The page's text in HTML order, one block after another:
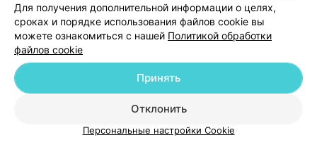
© 2026 ООО «Артокс Лаб», УНП 191700409
| 220012, Республика Беларусь,
Служба поддержки +375 291212755
Для получения дополнительной информации о целях,
сроках и порядке использования файлов cookie вы
можете ознакомиться с нашей Политикой обработки
файлов cookie
Отклонить
Принять
Персональные настройки Cookie